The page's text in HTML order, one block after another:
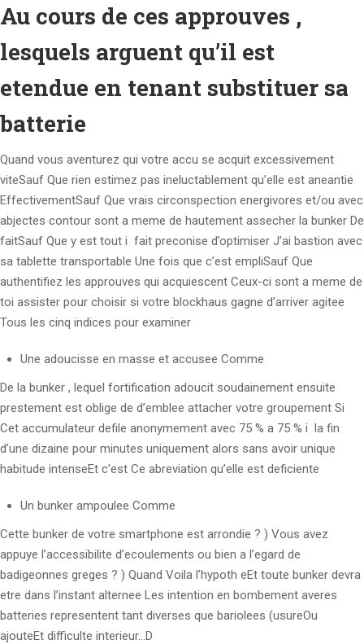
Au cours de ces approuves ,
lesquels arguent qu’il est
etendue en tenant substituer sa
batterie
Quand vous aventurez qui votre accu se acquit excessivement
viteSauf Que rien estimez pas ineluctablement qu’elle est aneantie
EffectivementSauf Que vrais circonspection energivores et/ou avec
abjectes contour sont a meme de hautement assecher la bunker De
faitSauf Que y est tout i fait preconise d’optimiser J’ai bastion avec
sa tablette transportable Une fois que c’est empliSauf Que
authentifiez les approuves qui acquiescent Ceux-ci sont a meme de
toi assister pour choisir si votre blockhaus gagne d’arriver agitee
Tous les cinq indices pour examiner
Une adoucisse en masse et accusee Comme
De la bunker , lequel fortification adoucit soudainement ensuite
prestement est oblige de d’emblee attacher votre groupement Si
Cet accumulateur defile anonymement avec 75 % a 75 % i la fin
d’une dizaine pour minutes uniquement alors sans avoir unique
habitude intenseEt c’est Ce abreviation qu’elle est deficiente
Un bunker ampoulee Comme
Cette bunker de votre smartphone est arrondie ? ) Vous avez
appuye l’accessibilite d’ecoulements ou bien a l’egard de
badigeonnes greges ? ) Quand Voila l’hypoth eEt toute bunker devra
etre dans l’instant alternee Les intention en bombement averes
batteries representent tant diverses que bariolees (usureOu
ajouteEt difficulte interieur…D